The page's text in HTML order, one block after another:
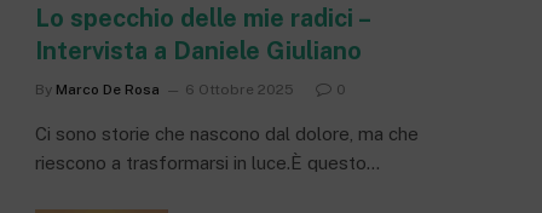
Lo specchio delle mie radici –
Intervista a Daniele Giuliano
By Marco De Rosa 6 Ottobre 2025 0
Ci sono storie che nascono dal dolore, ma che
riescono a trasformarsi in luce.È questo…